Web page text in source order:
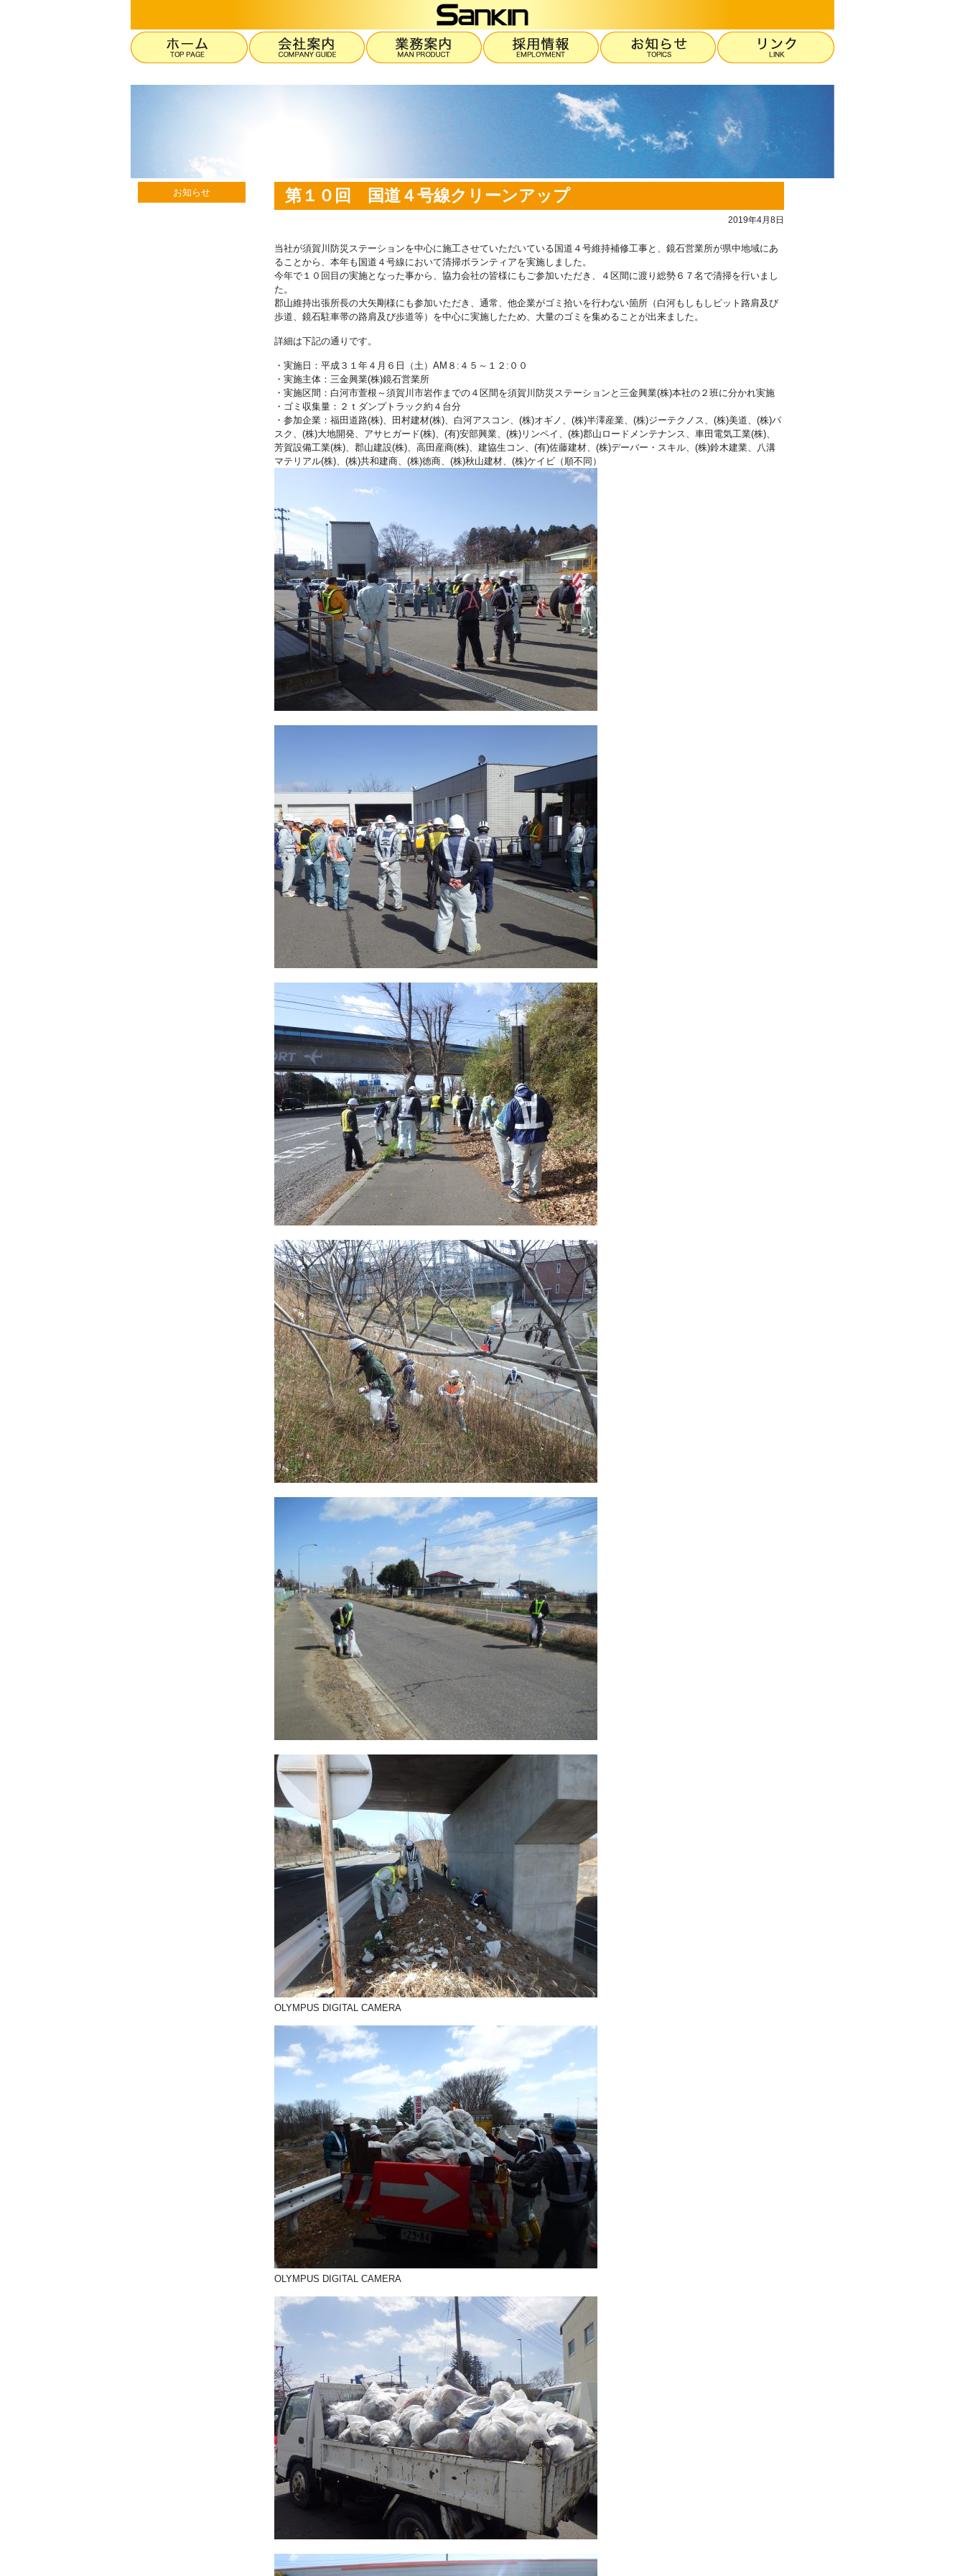
お知らせ 第１０回 国道４号線クリーンアップ
2019年4月8日
当社が須賀川防災ステーションを中心に施工させていただいている国道４号維持補修工事と、鏡石営業所が県中地域にあ
ることから、本年も国道４号線において清掃ボランティアを実施しました。
今年で１０回目の実施となった事から、協力会社の皆様にもご参加いただき、４区間に渡り総勢６７名で清掃を行いまし
た。
郡山維持出張所長の大矢剛様にも参加いただき、通常、他企業がゴミ拾いを行わない箇所（白河もしもしピット路肩及び
歩道、鏡石駐車帯の路肩及び歩道等）を中心に実施したため、大量のゴミを集めることが出来ました。
詳細は下記の通りです。
・実施日：平成３１年４月６日（土）AM８:４５～１２:００
・実施主体：三金興業(株)鏡石営業所
・実施区間：白河市萱根～須賀川市岩作までの４区間を須賀川防災ステーションと三金興業(株)本社の２班に分かれ実施
・ゴミ収集量：２ｔダンプトラック約４台分
・参加企業：福田道路(株)、田村建材(株)、白河アスコン、(株)オギノ、(株)半澤産業、(株)ジーテクノス、(株)美道、(株)パ
スク、(株)大地開発、アサヒガード(株)、(有)安部興業、(株)リンペイ、(株)郡山ロードメンテナンス、車田電気工業(株)、
芳賀設備工業(株)、郡山建設(株)、高田産商(株)、建協生コン、(有)佐藤建材、(株)デーバー・スキル、(株)鈴木建業、八溝
マテリアル(株)、(株)共和建商、(株)徳商、(株)秋山建材、(株)ケイビ（順不同）
OLYMPUS DIGITAL CAMERA
OLYMPUS DIGITAL CAMERA